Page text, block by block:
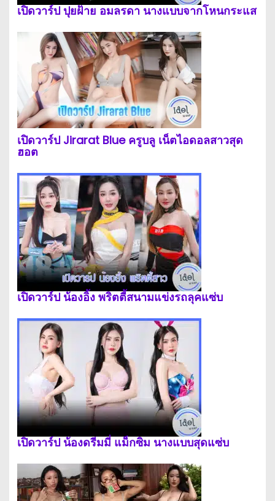
เปิดวาร์ป ปุยฝ้าย อมลรดา นางแบบจากโหนกระแส
เปิดวาร์ป Jirarat Blue ครูบลู เน็ตไอดอลสาวสุด
ฮอต
เปิดวาร์ป น้องอิ้ง พริตตี้สนามแข่งรถลุคแซ่บ
เปิดวาร์ป น้องดรีมมี่ แม็กซิม นางแบบสุดแซ่บ